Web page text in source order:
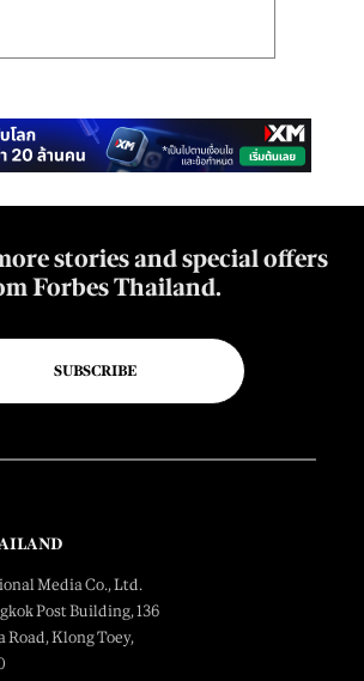
stories and special offers
Forbes Thailand.
SUBSCRIBE
Media Co., Ltd.
Post Building, 136
Road, Klong Toey,